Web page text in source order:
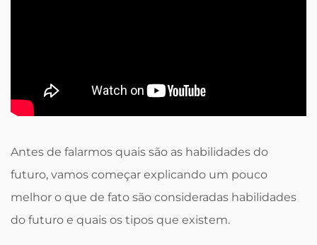
Antes de falarmos quais são as habilidades do
futuro, vamos começar explicando um pouco
melhor o que de fato são consideradas habilidades
do futuro e quais os tipos que existem.